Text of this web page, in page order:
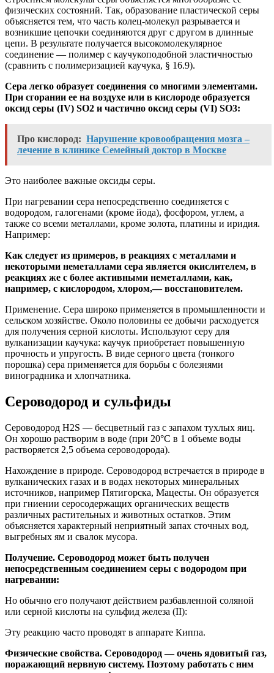
физических состояний. Так, образование пластической серы
объясняется тем, что часть колец-молекул разрывается и
возникшие цепочки соединяются друг с другом в длинные
цепи. В результате получается высокомолекулярное
соединение — полимер с каучукоподобной эластичностью
(сравнить с полимеризацией каучука, § 16.9).
Сера легко образует соединения со многими элементами.
При сгорании ее на воздухе или в кислороде образуется
оксид серы (IV) SO2 и частично оксид серы (VI) SO3:
Про кислород: Нарушение кровообращения мозга –
лечение в клинике Семейный доктор в Москве
Это наиболее важные оксиды серы.
При нагревании сера непосредственно соединяется с
водородом, галогенами (кроме йода), фосфором, углем, а
также со всеми металлами, кроме золота, платины и иридия.
Например:
Как следует из примеров, в реакциях с металлами и
некоторыми неметаллами сера является окислителем, в
реакциях же с более активными неметаллами, как,
например, с кислородом, хлором,— восстановителем.
Применение. Сера широко применяется в промышленности и
сельском хозяйстве. Около половины ее добычи расходуется
для получения серной кислоты. Используют серу для
вулканизации каучука: каучук приобретает повышенную
прочность и упругость. В виде серного цвета (тонкого
порошка) сера применяется для борьбы с болезнями
виноградника и хлопчатника.
Сероводород и сульфиды
Сероводород H2S — бесцветный газ с запахом тухлых яиц.
Он хорошо растворим в воде (при 20°С в 1 объеме воды
растворяется 2,5 объема сероводорода).
Нахождение в природе. Сероводород встречается в природе в
вулканических газах и в водах некоторых минеральных
источников, например Пятигорска, Мацесты. Он образуется
при гниении серосодержащих органических веществ
различных растительных и животных остатков. Этим
объясняется характерный неприятный запах сточных вод,
выгребных ям и свалок мусора.
Получение. Сероводород может быть получен
непосредственным соединением серы с водородом при
нагревании:
Но обычно его получают действием разбавленной соляной
или серной кислоты на сульфид железа (II):
Эту реакцию часто проводят в аппарате Киппа.
Физические свойства. Сероводород — очень ядовитый газ,
поражающий нервную систему. Поэтому работать с ним